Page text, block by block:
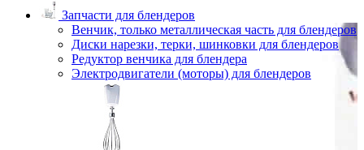
Запчасти для блендеров
Венчик, только металлическая часть для блендеров
Диски нарезки, терки, шинковки для блендеров
Редуктор венчика для блендера
Электродвигатели (моторы) для блендеров